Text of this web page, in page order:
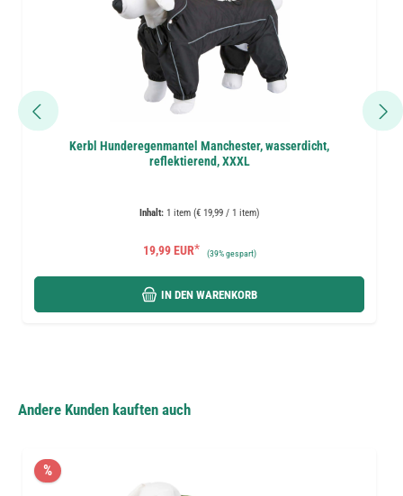
Kerbl Hunderegenmantel Manchester, wasserdicht,
reflektierend, XXXL
Inhalt: 1 item (€ 19,99 / 1 item)
19,99 EUR* (39%gespart)
IN DEN WARENKORB
Andere Kunden kauften auch
%